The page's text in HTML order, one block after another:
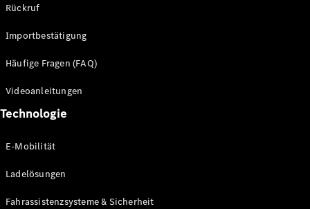
Rückruf
Importbestätigung
Häufige Fragen (FAQ)
Videoanleitungen
Technologie
E-Mobilität
Ladelösungen
Fahrassistenzsysteme & Sicherheit